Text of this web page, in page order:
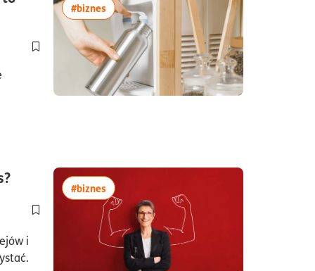
Dodaj do półki/usuń z półki artykuł Jest nowy tekst jednolity
#bizneswięcej artykułów z tagiem:#biznes
czas czytania10minuty
Dodaj do półki/usuń z półki artykuł Kim jest
i
#bizneswięcej artykułów z tagiem:#biznes